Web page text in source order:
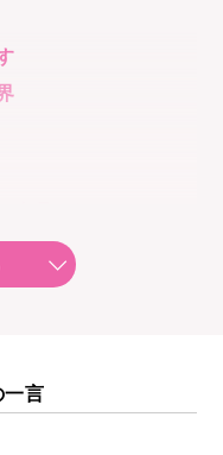
す
・カッパ・手袋／笹田
一言